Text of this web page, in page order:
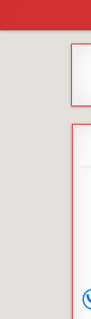
content